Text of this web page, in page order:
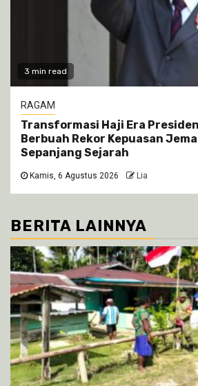
3 min read
RAGAM
Transformasi Haji Era
Berbuah Rekor Kepuasan
Sepanjang Sejarah
Kamis, 6 Agustus 2026 Lia
BERITA LAINNYA